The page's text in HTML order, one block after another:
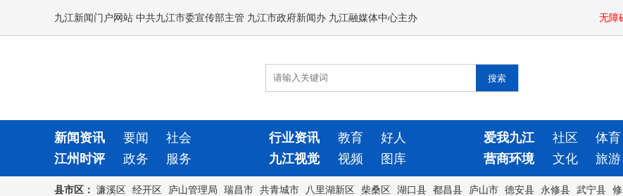
九江新闻门户网站 中共九江市委宣传部主管 九江市政府新闻办 九江融媒体中心主办 无障
新闻资讯 要闻 社会 行业资讯 教育 好人 爱我九江 社区 体育
江州时评
政务 服务 九江视觉 视频 图库 营商环境 文化 旅游
县市区： 濂溪区 经开区 庐山管理局 瑞昌市 共青城市 八里湖新区 柴桑区 湖口县 都昌县 庐山市 德安县 永修县 武宁县